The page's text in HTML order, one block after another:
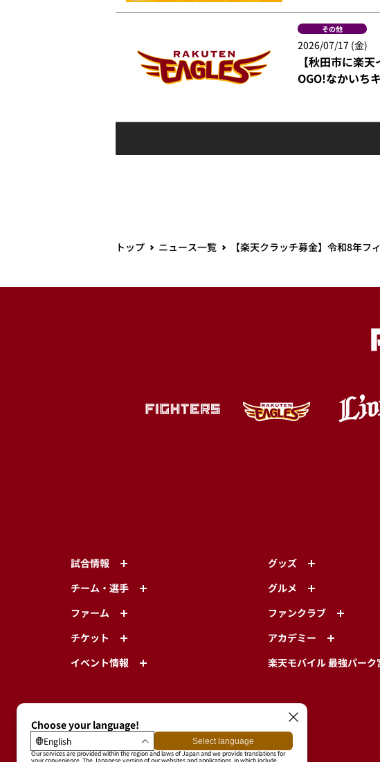
その他
2026/07/17 (金)
【秋田市に楽
OGO!なかいち
トップ ニュース一覧 【楽天クラッチ募金】令和8年
試合情報
チーム・選手
ファーム
チケット
イベント情報
グッズ
グルメ
ファンクラブ
アカデミー
楽天モバイル 最強パーク